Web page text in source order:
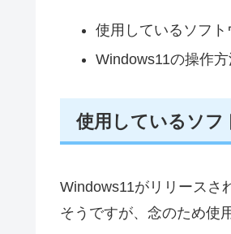
使用しているソフ
Windows11の操作
使用しているソフ
Windows11がリリースさ
そうですが、念のため使